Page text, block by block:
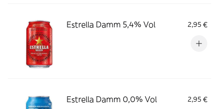
Estrella Damm 5,4% Vol 2,95 €
Estrella Damm 0,0% Vol 2,95 €